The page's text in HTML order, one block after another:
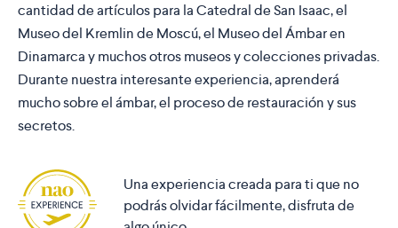
cantidad de artículos para la Catedral de San Isaac, el
Museo del Kremlin de Moscú, el Museo del Ámbar en
Dinamarca y muchos otros museos y colecciones privadas.
Durante nuestra interesante experiencia, aprenderá
mucho sobre el ámbar, el proceso de restauración y sus
secretos.
Una experiencia creada para ti que no
podrás olvidar fácilmente, disfruta de